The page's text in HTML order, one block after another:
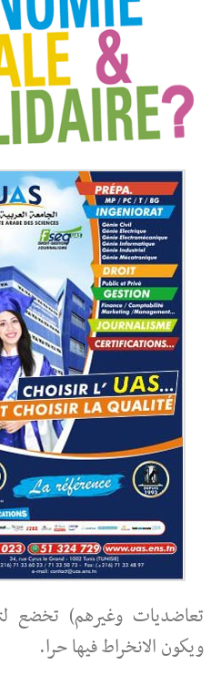
تعاضديات وغيرهم) تخضع
ويكون الانخراط فيها حرا.